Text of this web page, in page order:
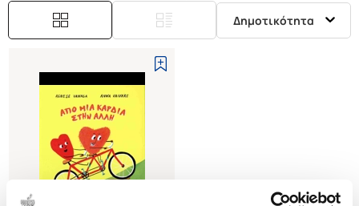
Δημοτικότητα